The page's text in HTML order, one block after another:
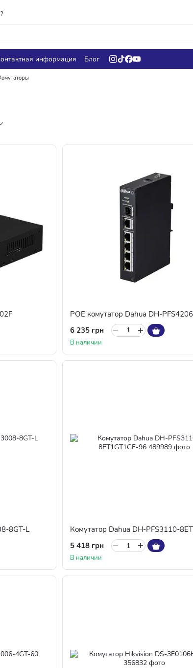
информация Блог
6 235 грн
В наличии
8GT-L
5 418 грн
В наличии